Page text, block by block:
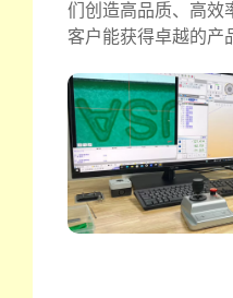
们创造高品质、高效
客户能获得卓越的产